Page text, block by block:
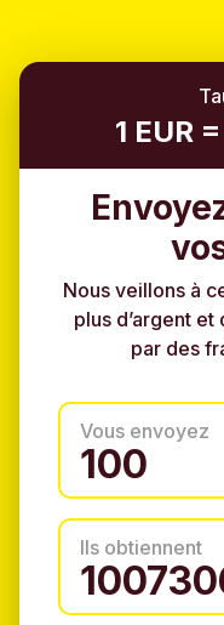
1 EUR
Nous veillons à
plus d’argent
par des
Vous envoyez
Ils obtiennent